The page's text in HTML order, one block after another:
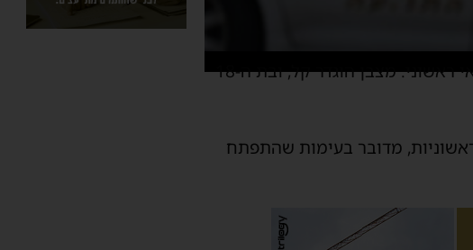
כוחות ההצלה שהוזעקו אמש (צאת השבת) לזירה העניקו לפצועות טיפול רפואי ראשוני. מצבן הוגדר קל, ובת ה-18
מדובר בעימות שהתפתח